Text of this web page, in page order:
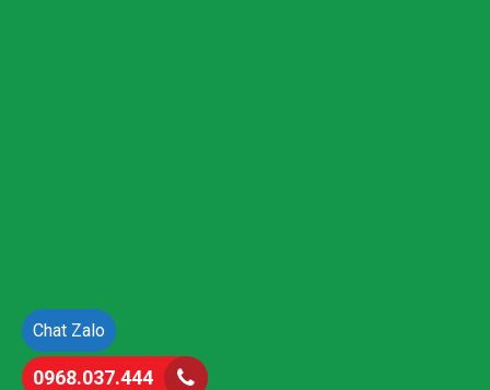
Chat Zalo
0968.037.444